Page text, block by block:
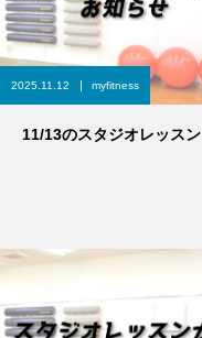
2025.11.12 myfitness
11/13のスタジオレッスン